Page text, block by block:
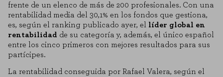
frente de un elenco de más de 200 profesionales. Con una
rentabilidad media del 30,1% en los fondos que gestiona,
es, según el ranking publicado ayer, el líder global en
rentabilidad de su categoría y, además, el único español
entre los cinco primeros con mejores resultados para sus
partícipes.
La rentabilidad conseguida por Rafael Valera, según el